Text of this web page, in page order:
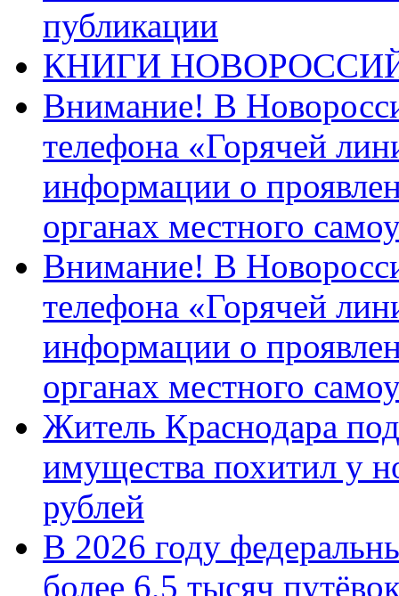
публикации
КНИГИ
Внимание! В
телефона «Горячей
информации о
органах местного
Внимание! В
телефона «Горячей
информации о
органах местного
Житель Краснодара
имущества похитил у
рублей
В 2026 году
более 6,5 тысяч